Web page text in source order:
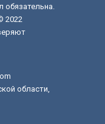
обязательна.
2022
области,